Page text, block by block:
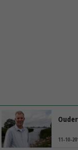
11-10-